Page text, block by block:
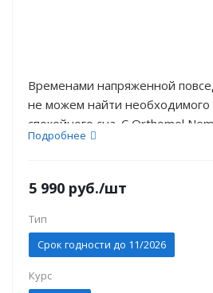
Временами напряженной
не можем найти необходимого
спокойного сна. С Orthomol
предлагаем здоровый и
часовой пояс – есть много
повлиять на наш сон.
Подробнее
5 990 руб./шт
Тип
Срок годности до 11/2026
Курс